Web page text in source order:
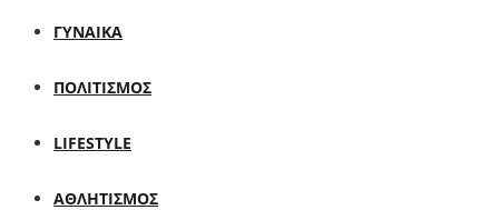
ΓΥΝΑΙΚΑ
ΠΟΛΙΤΙΣΜΟΣ
LIFESTYLE
ΑΘΛΗΤΙΣΜΟΣ